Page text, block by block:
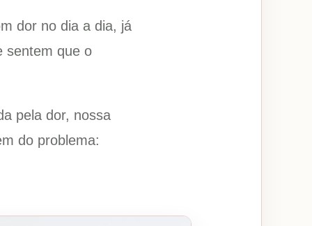
dor no dia a dia, já
sentem que o
pela dor, nossa
do problema: